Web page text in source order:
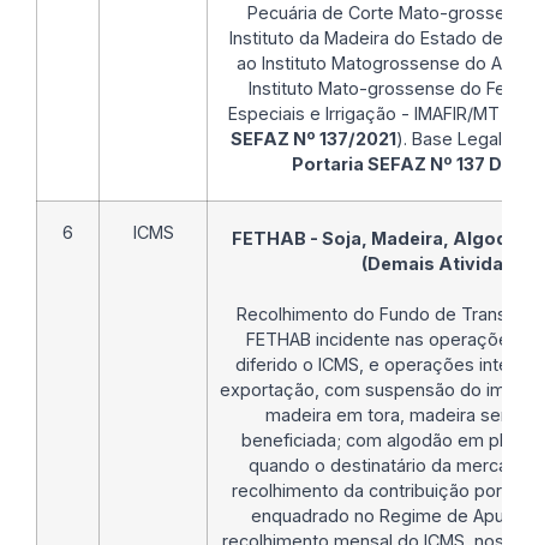
Pecuária de Corte Mato-grossense
Instituto da Madeira do Estado de
ao Instituto Matogrossense do
Instituto Mato-grossense do
Especiais e Irrigação - IMAFIR/MT (
SEFAZ Nº 137/2021). Base Legal:
Portaria SEFAZ Nº 137 DE
6 ICMS
FETHAB - Soja, Madeira,
(Demais
Recolhimento do Fundo de
FETHAB incidente nas operações
diferido o ICMS, e operações
exportação, com suspensão do
madeira em tora, madeira
beneficiada; com algodão em
quando o destinatário da
recolhimento da contribuição por
enquadrado no Regime de